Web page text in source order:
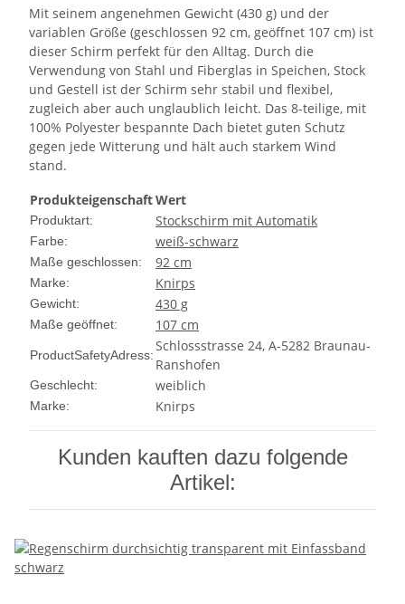
Mit seinem angenehmen Gewicht (430 g) und der
variablen Größe (geschlossen 92 cm, geöffnet 107 cm) ist
dieser Schirm perfekt für den Alltag. Durch die
Verwendung von Stahl und Fiberglas in Speichen, Stock
und Gestell ist der Schirm sehr stabil und flexibel,
zugleich aber auch unglaublich leicht. Das 8-teilige, mit
100% Polyester bespannte Dach bietet guten Schutz
gegen jede Witterung und hält auch starkem Wind
stand.
ProdukteigenschaftWert
Produktart: Stockschirm mit Automatik
Farbe: weiß-schwarz
Maße geschlossen: 92 cm
Marke: Knirps
Gewicht: 430 g
Maße geöffnet: 107 cm
ProductSafetyAdress:
Schlossstrasse 24, A-5282 Braunau-
Ranshofen
Geschlecht: weiblich
Marke: Knirps
Kunden kauften dazu folgende
Artikel: